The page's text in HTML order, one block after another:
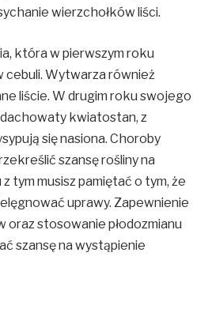
wierzchołków liści.
która w pierwszym roku
cebuli. Wytwarza również
liście. W drugim roku swojego
kwiatostan, z
się nasiona. Choroby
szansę rośliny na
tym musisz pamiętać o tym, że
uprawy. Zapewnienie
oraz stosowanie płodozmianu
szansę na wystąpienie